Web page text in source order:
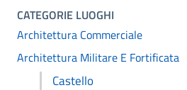
CATEGORIE LUOGHI
Architettura Commerciale
Architettura Militare E Fortificata
Castello